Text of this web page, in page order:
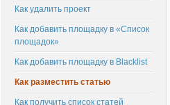
Как удалить проект
Как добавить площадку в «Список
площадок»
Как добавить площадку в Blacklist
Как разместить статью
Как получить список статей